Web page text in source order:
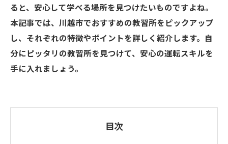
ると、安心して学べる場所を見つけたいものですよね。
本記事では、川越市でおすすめの教習所をピックアップ
し、それぞれの特徴やポイントを詳しく紹介します。自
分にピッタリの教習所を見つけて、安心の運転スキルを
手に入れましょう。
目次